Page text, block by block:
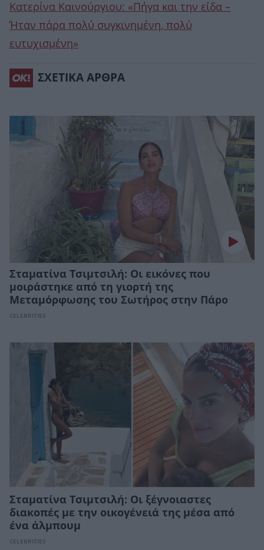
Κατερίνα Καινούργιου: «Πήγα και την είδα –
Ήταν πάρα πολύ συγκινημένη, πολύ
ευτυχισμένη»
ΣΧΕΤΙΚΑ ΑΡΘΡΑ
Σταματίνα Τσιμτσιλή: Οι εικόνες που
μοιράστηκε από τη γιορτή της
Μεταμόρφωσης του Σωτήρος στην Πάρο
CELEBRITIES
Σταματίνα Τσιμτσιλή: Οι ξέγνοιαστες
διακοπές με την οικογένειά της μέσα από
ένα άλμπουμ
CELEBRITIES